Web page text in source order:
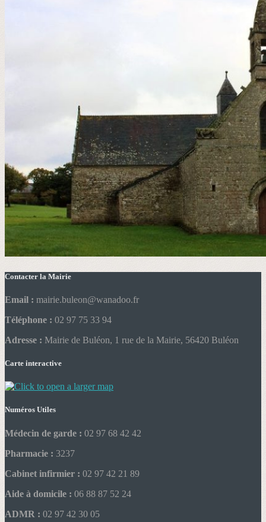
Contacter la Mairie
Email : mairie.buleon@wanadoo.fr
Téléphone : 02 97 75 33 94
Adresse : Mairie de Buléon, 1 rue de la Mairie, 56420 Buléon
Carte interactive
Numéros Utiles
Médecin de garde : 02 97 68 42 42
Pharmacie : 3237
Cabinet infirmier : 02 97 42 21 89
Aide à domicile : 06 88 87 52 24
ADMR : 02 97 42 30 05